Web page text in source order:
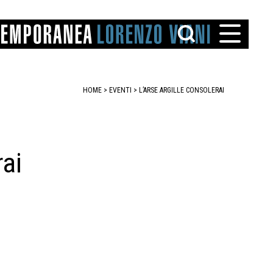
HOME > EVENTI > L’ARSE ARGILLE CONSOLERAI